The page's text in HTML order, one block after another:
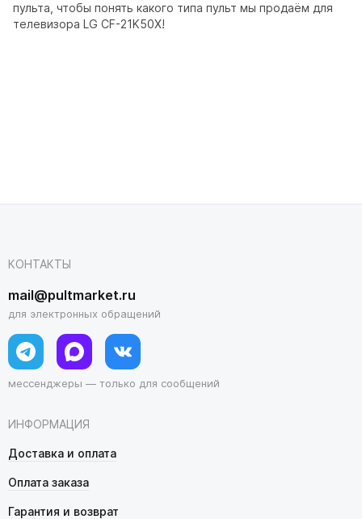
пульта, чтобы понять какого типа пульт мы продаём для
телевизора LG CF-21K50X!
ИНФОРМАЦИЯ
Доставка и оплата
Оплата заказа
Гарантия и возврат
КОНТАКТЫ
mail@pultmarket.ru
для электронных обращений
мессенджеры — только для сообщений